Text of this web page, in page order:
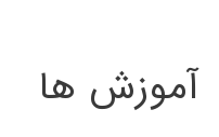
آموزش ها